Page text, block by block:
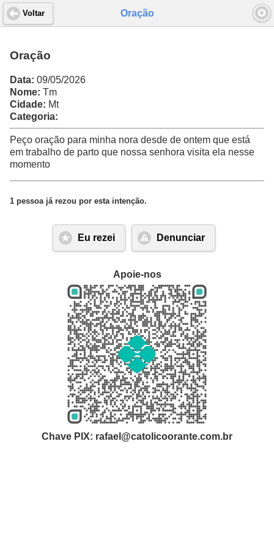
Oração
Voltar
Oração
Data: 09/05/2026
Nome: Tm
Cidade: Mt
Categoria:
Peço oração para minha nora desde de ontem que está
em trabalho de parto que nossa senhora visita ela nesse
momento
1 pessoa já rezou por esta intenção.
Eu rezei Denunciar
Apoie-nos
Chave PIX: rafael@catolicoorante.com.br